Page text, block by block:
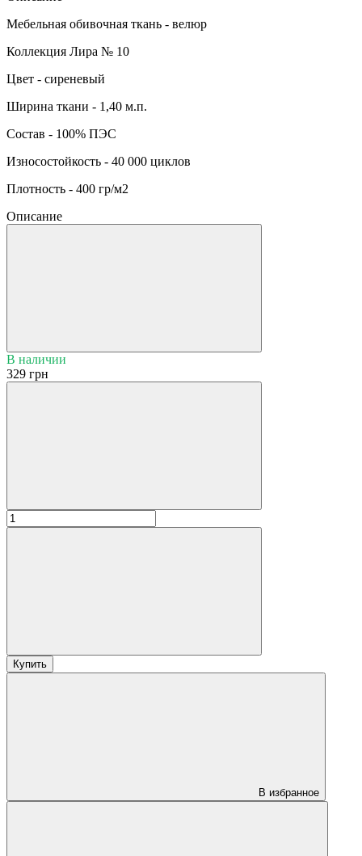
Мебельная обивочная ткань - велюр
Коллекция Лира № 10
Цвет - сиреневый
Ширина ткани - 1,40 м.п.
Состав - 100% ПЭС
Износостойкость - 40 000 циклов
Плотность - 400 гр/м2
Описание
В наличии
329 грн
Купить
В избранное